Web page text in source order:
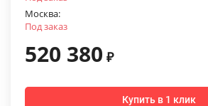
Москва:
Под заказ
520 380 ₽
Купить в 1 клик